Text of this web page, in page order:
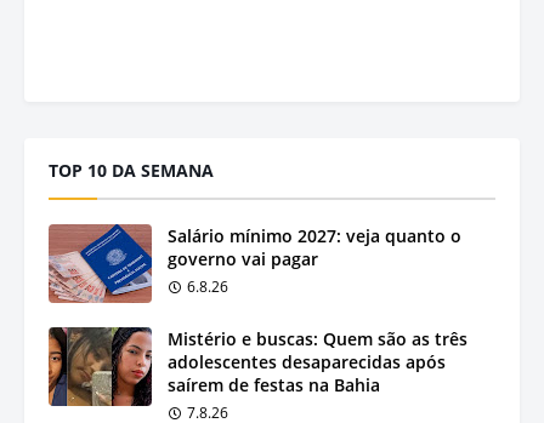
TOP 10 DA SEMANA
Salário mínimo 2027: veja quanto o
governo vai pagar
6.8.26
Mistério e buscas: Quem são as três
adolescentes desaparecidas após
saírem de festas na Bahia
7.8.26